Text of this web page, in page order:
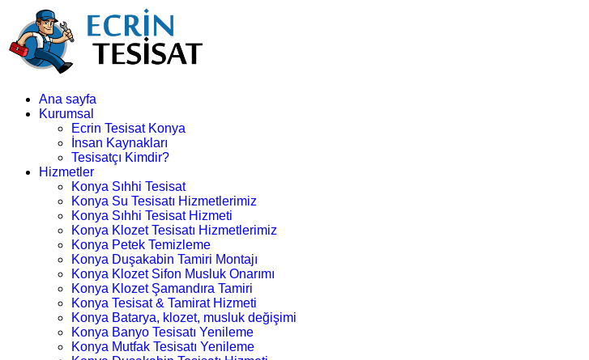
Ana sayfa
Kurumsal
Ecrin Tesisat Konya
İnsan Kaynakları
Tesisatçı Kimdir?
Hizmetler
Konya Sıhhi Tesisat
Konya Su Tesisatı Hizmetlerimiz
Konya Sıhhi Tesisat Hizmeti
Konya Klozet Tesisatı Hizmetlerimiz
Konya Petek Temizleme
Konya Duşakabin Tamiri Montajı
Konya Klozet Sifon Musluk Onarımı
Konya Klozet Şamandıra Tamiri
Konya Tesisat & Tamirat Hizmeti
Konya Batarya, klozet, musluk değişimi
Konya Banyo Tesisatı Yenileme
Konya Mutfak Tesisatı Yenileme